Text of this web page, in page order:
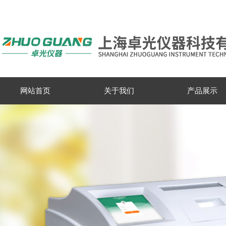
网站首页 关于我们 产品展示